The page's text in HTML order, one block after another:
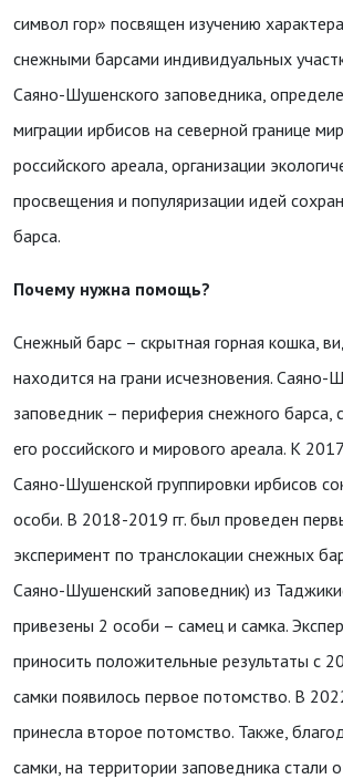
символ гор» посвящен изучению
снежными барсами индивидуальных
Саяно-Шушенского заповедника,
миграции ирбисов на северной границе
российского ареала, организации
просвещения и популяризации идей
барса.
Почему нужна помощь?
Снежный барс – скрытная горная кошка,
находится на грани исчезновения. Саяно-
заповедник – периферия снежного барса,
его российского и мирового ареала. К
Саяно-Шушенской группировки ирбисов
особи. В 2018-2019 гг. был проведен
эксперимент по транслокации снежных
Саяно-Шушенский заповедник) из
привезены 2 особи – самец и самка.
приносить положительные результаты с
самки появилось первое потомство. В
принесла второе потомство. Также,
самки, на территории заповедника стали